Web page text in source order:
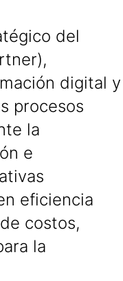
del
digital y
procesos
la
e
eficiencia
costos,
la